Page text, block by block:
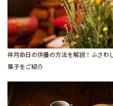
祥月命日の供養の方法を解説！ふさわ
菓子をご紹介